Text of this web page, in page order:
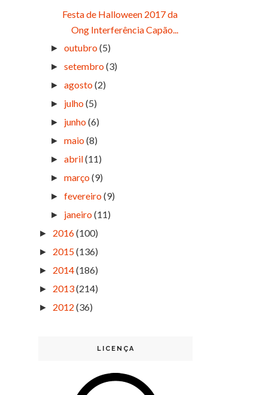
Festa de Halloween 2017 da
Ong Interferência Capão...
►outubro(5)
►setembro(3)
►agosto(2)
► julho(5)
► junho(6)
►maio(8)
►abril(11)
►março(9)
►fevereiro(9)
► janeiro(11)
► 2016(100)
► 2015(136)
► 2014(186)
► 2013(214)
► 2012 (36)
LICENÇA